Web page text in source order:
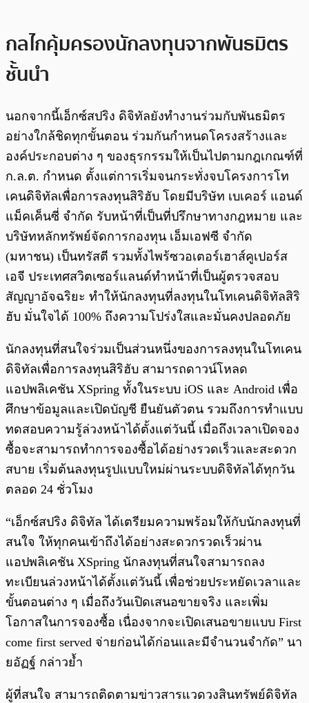
กลไกคุ้มครองนักลงทุนจากพันธมิตร
ชั้นนำ
นอกจากนี้เอ็กซ์สปริง ดิจิทัลยังทำงานร่วมกับพันธมิตร
อย่างใกล้ชิดทุกขั้นตอน ร่วมกันกำหนดโครงสร้างและ
องค์ประกอบต่าง ๆ ของธุรกรรมให้เป็นไปตามกฎเกณฑ์ที่
ก.ล.ต. กำหนด ตั้งแต่การเริ่มจนกระทั่งจบโครงการโท
เคนดิจิทัลเพื่อการลงทุนสิริฮับ โดยมีบริษัท เบเคอร์ แอนด์
แม็คเค็นซี่ จำกัด รับหน้าที่เป็นที่ปรึกษาทางกฎหมาย และ
บริษัทหลักทรัพย์จัดการกองทุน เอ็มเอฟซี จำกัด
(มหาชน) เป็นทรัสตี รวมทั้งไพร้ซวอเตอร์เฮาส์คูเปอร์ส
เอจี ประเทศสวิตเซอร์แลนด์ทำหน้าที่เป็นผู้ตรวจสอบ
สัญญาอัจฉริยะ ทำให้นักลงทุนที่ลงทุนในโทเคนดิจิทัลสิริ
ฮับ มั่นใจได้ 100% ถึงความโปร่งใสและมั่นคงปลอดภัย
นักลงทุนที่สนใจร่วมเป็นส่วนหนึ่งของการลงทุนในโทเคน
ดิจิทัลเพื่อการลงทุนสิริฮับ สามารถดาวน์โหลด
แอปพลิเคชัน XSpring ทั้งในระบบ iOS และ Android เพื่อ
ศึกษาข้อมูลและเปิดบัญชี ยืนยันตัวตน รวมถึงการทำแบบ
ทดสอบความรู้ล่วงหน้าได้ตั้งแต่วันนี้ เมื่อถึงเวลาเปิดจอง
ซื้อจะสามารถทำการจองซื้อได้อย่างรวดเร็วและสะดวก
สบาย เริ่มต้นลงทุนรูปแบบใหม่ผ่านระบบดิจิทัลได้ทุกวัน
ตลอด 24 ชั่วโมง
“เอ็กซ์สปริง ดิจิทัล ได้เตรียมความพร้อมให้กับนักลงทุนที่
สนใจ ให้ทุกคนเข้าถึงได้อย่างสะดวกรวดเร็วผ่าน
แอปพลิเคชัน XSpring นักลงทุนที่สนใจสามารถลง
ทะเบียนล่วงหน้าได้ตั้งแต่วันนี้ เพื่อช่วยประหยัดเวลาและ
ขั้นตอนต่าง ๆ เมื่อถึงวันเปิดเสนอขายจริง และเพิ่ม
โอกาสในการจองซื้อ เนื่องจากจะเปิดเสนอขายแบบ First
come first served จ่ายก่อนได้ก่อนและมีจำนวนจำกัด” นา
ยอัฏฐ์ กล่าวย้ำ
ผู้ที่สนใจ สามารถติดตามข่าวสารแวดวงสินทรัพย์ดิจิทัล